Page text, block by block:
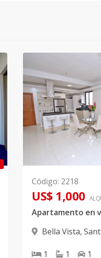
Código: 2218
US$ 1,000
Bella Vista,
1
1 1